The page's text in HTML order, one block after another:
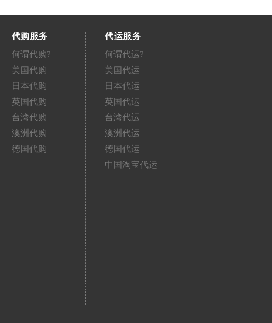
代购服务
何谓代购?
美国代购
日本代购
英国代购
台湾代购
澳洲代购
德国代购
代运服务
何谓代运?
美国代运
日本代运
英国代运
台湾代运
澳洲代运
德国代运
中国淘宝代运